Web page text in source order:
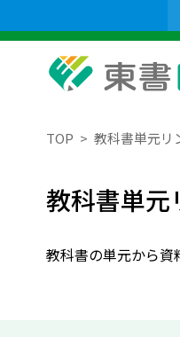
TOP 教科書単元リ
教科書単元
教科書の単元から資